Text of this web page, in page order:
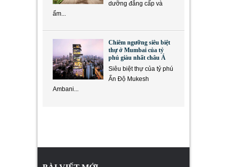
dưỡng đẳng cấp và
ẩm...
Chiêm ngưỡng siêu biệt
thự ở Mumbai của tỷ
phú giàu nhất châu Á
Siêu biệt thự của tỷ phú
Ấn Độ Mukesh
Ambani...